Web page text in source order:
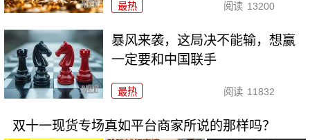
最热 阅读 13200
暴风来袭，这局决不能输，想赢
一定要和中国联手
最热 阅读 11832
双十一现货专场真如平台商家所说的那样吗？